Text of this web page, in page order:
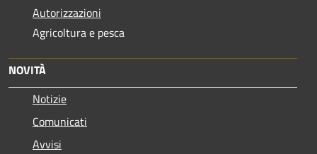
Autorizzazioni
Agricoltura e pesca
NOVITÀ
Notizie
Comunicati
Avvisi